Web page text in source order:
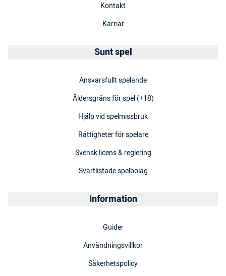
Kontakt
Karriär
Sunt spel
Ansvarsfullt spelande
Åldersgräns för spel (+18)
Hjälp vid spelmissbruk
Rättigheter för spelare
Svensk licens & reglering
Svartlistade spelbolag
Information
Guider
Användningsvillkor
Säkerhetspolicy